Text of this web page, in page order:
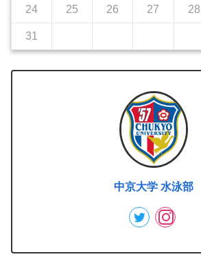
24 25 26 27 28
31
中京大学 水泳部